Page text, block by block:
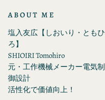
ABOUT ME
塩入友広【しおいり・ともひ
ろ】
SHIOIRI Tomohiro
元・工作機械メーカー電気制
御設計
活性化で価値向上！